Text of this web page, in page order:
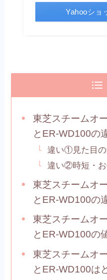
Yahooショ
東芝スチームオ
とER-WD100の
違い①見た目
違い②時短・
東芝スチームオ
とER-WD100の
東芝スチームオ
とER-WD100の
東芝スチームオ
とER-WD100は